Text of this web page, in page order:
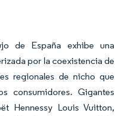
de España exhibe una
por la coexistencia de
regionales de nicho que
consumidores. Gigantes
Hennessy Louis Vuitton,